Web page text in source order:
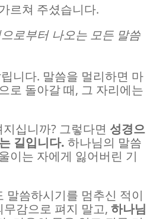
르쳐 주셨습니다.
로부터 나오는 모든 말씀
니다. 말씀을 멀리하면 마
로 돌아갈 때, 그 자리에는
십니까? 그렇다면 성경으
길입니다. 하나님의 말씀
이는 자에게 잃어버린 기
말씀하시기를 멈추신 적이
무감으로 펴지 말고,하나님